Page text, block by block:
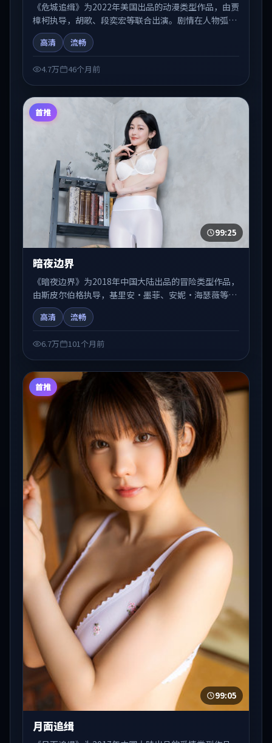
《危城追缉》为2022年美国出品的动漫类型作品，由贾
樟柯执导，胡歌、段奕宏等联合出演。剧情在人物弧光
与节奏推进中展开，兼具叙事张力与视听质感。可与站
内国产剧、电影、综艺片单交叉检索，便于「国产在线
高清 流畅
4.7万 46个月前
首推
99:25
暗夜边界
《暗夜边界》为2018年中国大陆出品的冒险类型作品，
由斯皮尔伯格执导，基里安·墨菲、安妮·海瑟薇等联
合出演。剧情在人物弧光与节奏推进中展开，兼具叙事
张力与视听质感。适合关注国产在线观看、热播国产剧
高清 流畅
6.7万 101个月前
首推
99:05
月面追缉